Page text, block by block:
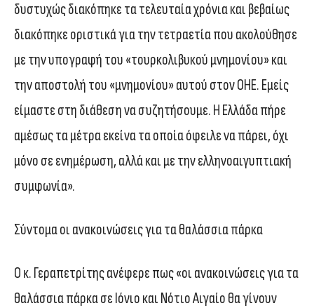
δυστυχώς διακόπηκε τα τελευταία χρόνια και βεβαίως
διακόπηκε οριστικά για την τετραετία που ακολούθησε
με την υπογραφή του «τουρκολιβυκού μνημονίου» και
την αποστολή του «μνημονίου» αυτού στον ΟΗΕ. Εμείς
είμαστε στη διάθεση να συζητήσουμε. Η Ελλάδα πήρε
αμέσως τα μέτρα εκείνα τα οποία όφειλε να πάρει, όχι
μόνο σε ενημέρωση, αλλά και με την ελληνοαιγυπτιακή
συμφωνία».
Σύντομα οι ανακοινώσεις για τα θαλάσσια πάρκα
Ο κ. Γεραπετρίτης ανέφερε πως «οι ανακοινώσεις για τα
θαλάσσια πάρκα σε Ιόνιο και Νότιο Αιγαίο θα γίνουν